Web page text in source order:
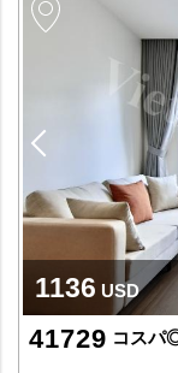
1136 USD
41729 コスパ